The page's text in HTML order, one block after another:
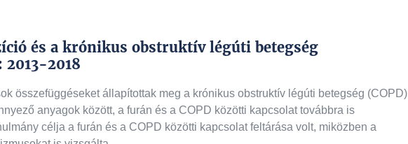
és a krónikus obstruktív légúti betegség
2013-2018
összefüggéseket állapítottak meg a krónikus obstruktív légúti betegség (COPD)
anyagok között, a furán és a COPD közötti kapcsolat továbbra is
célja a furán és a COPD közötti kapcsolat feltárása volt, miközben a